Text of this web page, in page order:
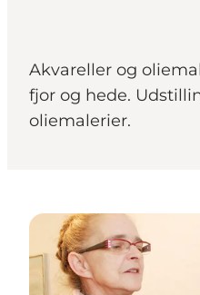
Akvareller og
fjor og hede.
oliemalerier.